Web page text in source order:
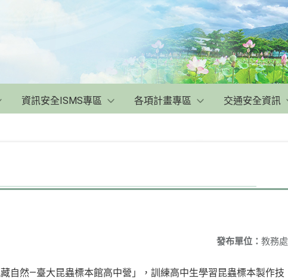
資訊安全ISMS專區 各項計畫專區 交通安全資訊
發布單位： 教務處
自然—臺大昆蟲標本館高中營」，訓練高中生學習昆蟲標本製作技